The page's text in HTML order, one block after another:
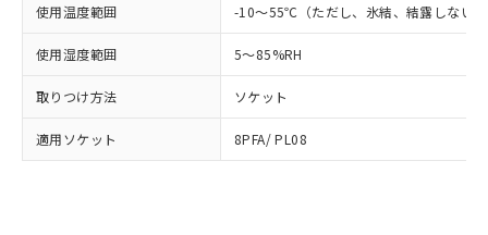
使用温度範囲 -10～55℃（ただし、氷結、結露しない
使用湿度範囲 5～85%RH
取りつけ方法 ソケット
適用ソケット 8PFA/ PL08
お客様が当ウェブサイト上で当社にご
登録された部品リストについて、当社
および当社の共同利用者が、当社の製
品・サービスに関するお客様との取
引・商談に必要な範囲で利用すること
をご了承ください。
※3 非含有証明書ダウンロード
下記の非含有証明書をダウンロードするこ
EU RoHS指令（10物質）の非含有証明書
い合わせください。
キャンセル